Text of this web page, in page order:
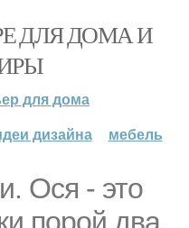
ДЛЯ ДОМА И
для дома
дизайна мебель
Ося - это